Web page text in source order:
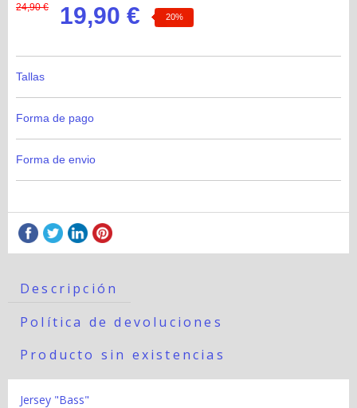
24,90 € 19,90 € 20%
Tallas
Forma de pago
Forma de envio
Descripción
Política de devoluciones
Producto sin existencias
Jersey "Bass"